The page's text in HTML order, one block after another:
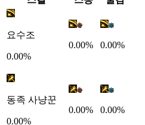
요수조
0.00%
0.00% 0.00%
동족 사냥꾼
0.00%
0.00% 0.00%